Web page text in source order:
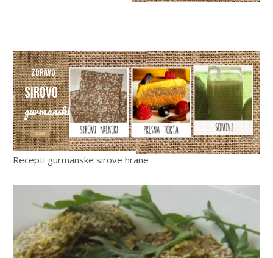
Zdravo
Sirovo
gurmanski
RECEPTI
Recepti gurmanske sirove hrane